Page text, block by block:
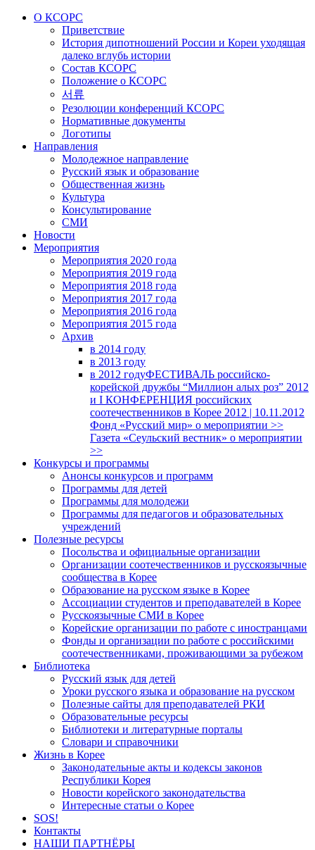
О КСОРС
Приветствие
История дипотношений России и Кореи уходящая
далеко вглубь истории
Состав КСОРС
Положение о КСОРС
서류
Резолюции конференций КСОРС
Нормативные документы
Логотипы
Направления
Молодежное направление
Русский язык и образование
Общественная жизнь
Культура
Консультирование
СМИ
Новости
Мероприятия
Мероприятия 2020 года
Мероприятия 2019 года
Мероприятия 2018 годa
Мероприятия 2017 года
Мероприятия 2016 года
Мероприятия 2015 года
Архив
в 2014 году
в 2013 году
в 2012 годуФЕСТИВАЛЬ российско-
корейской дружбы “Миллион алых роз” 2012
и I КОНФЕРЕНЦИЯ российских
соотечественников в Корее 2012 | 10.11.2012
Фонд «Русский мир» о мероприятии >>
Газета «Сеульский вестник» о мероприятии
>>
Конкурсы и программы
Анонсы конкурсов и программ
Программы для детей
Программы для молодежи
Программы для педагогов и образовательных
учреждений
Полезные ресурсы
Посольства и официальные организации
Организации соотечественников и русскоязычные
сообщества в Корее
Образование на русском языке в Корее
Ассоциации студентов и преподавателей в Корее
Русскоязычные СМИ в Корее
Корейские организации по работе с иностранцами
Фонды и организации по работе с российскими
соотечественниками, проживающими за рубежом
Библиотека
Русский язык для детей
Уроки русского языка и образование на русском
Полезные сайты для преподавателей РКИ
Образовательные ресурсы
Библиотеки и литературные порталы
Словари и справочники
Жизнь в Корее
Законодательные акты и кодексы законов
Республики Корея
Новости корейского законодательства
Интересные статьи о Корее
SOS!
Контакты
НАШИ ПАРТНЁРЫ